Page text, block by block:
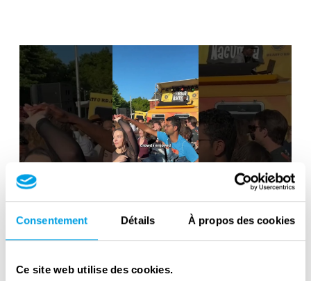
Consentement Détails À propos des cookies
Ce site web utilise des cookies.
Liberation Day in the Netherlands: 80
years of freedom